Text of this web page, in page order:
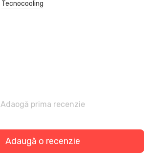
Tecnocooling
Adaogă prima recenzie
Adaugă o recenzie